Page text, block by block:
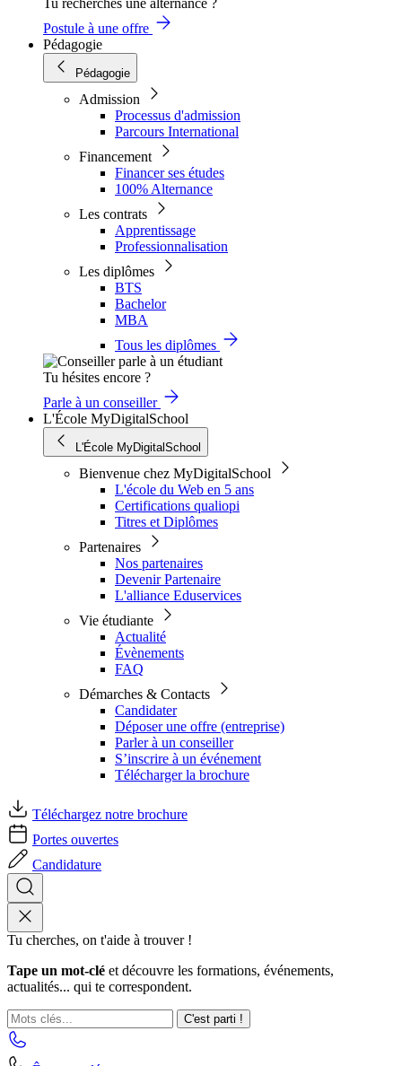
Tu recherches une alternance ?
Postule à une offre
Pédagogie
Pédagogie
Admission
Processus d'admission
Parcours International
Financement
Financer ses études
100% Alternance
Les contrats
Apprentissage
Professionnalisation
Les diplômes
BTS
Bachelor
MBA
Tous les diplômes
Tu hésites encore ?
Parle à un conseiller
L'École MyDigitalSchool
L'École MyDigitalSchool
Bienvenue chez MyDigitalSchool
L'école du Web en 5 ans
Certifications qualiopi
Titres et Diplômes
Partenaires
Nos partenaires
Devenir Partenaire
L'alliance Eduservices
Vie étudiante
Actualité
Évènements
FAQ
Démarches & Contacts
Candidater
Déposer une offre (entreprise)
Parler à un conseiller
S’inscrire à un événement
Télécharger la brochure
Téléchargez notre brochure
Portes ouvertes
Candidature
Tu cherches, on t'aide à trouver !
Tape un mot-clé et découvre les formations, événements,
actualités... qui te correspondent.
C'est parti !